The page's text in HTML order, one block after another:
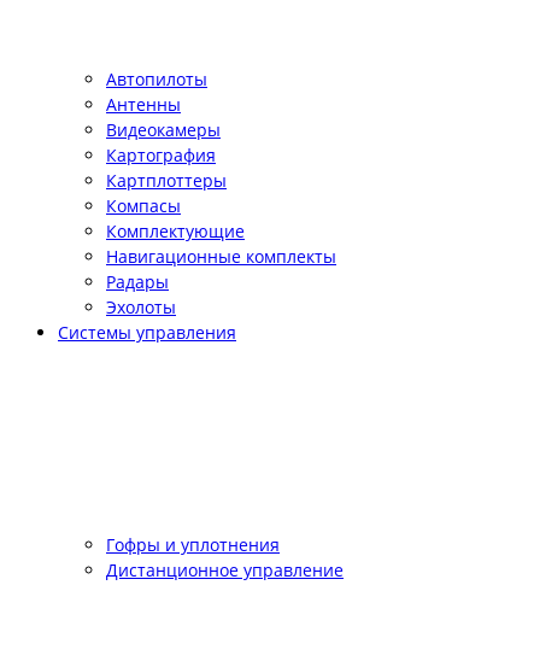
Автопилоты
Антенны
Видеокамеры
Картография
Картплоттеры
Компасы
Комплектующие
Навигационные комплекты
Радары
Эхолоты
Системы управления
Гофры и уплотнения
Дистанционное управление